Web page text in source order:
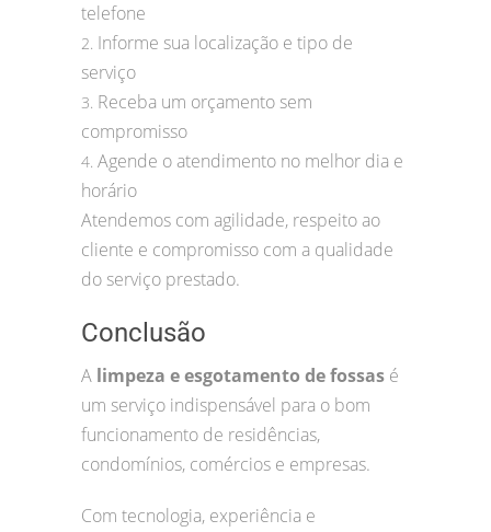
telefone
2. Informe sua localização e tipo de
serviço
3. Receba um orçamento sem
compromisso
4. Agende o atendimento no melhor dia e
horário
Atendemos com agilidade, respeito ao
cliente e compromisso com a qualidade
do serviço prestado.
Conclusão
A limpeza e esgotamento de fossas é
um serviço indispensável para o bom
funcionamento de residências,
condomínios, comércios e empresas.
Com tecnologia, experiência e